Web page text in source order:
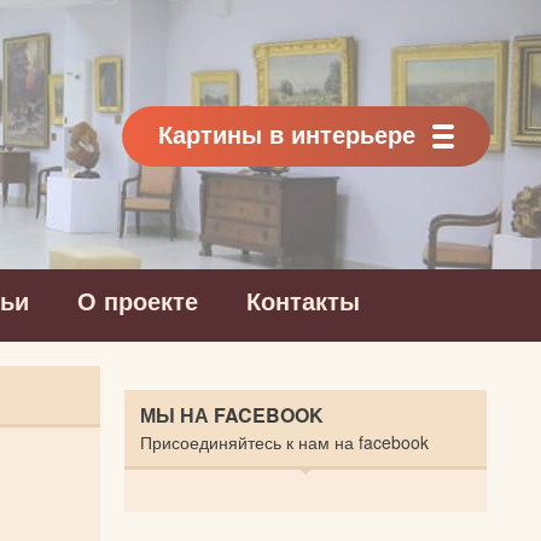
Картины в интерьере
О проекте Контакты
МЫ НА FACEBOOK
Присоединяйтесь к нам на facebook